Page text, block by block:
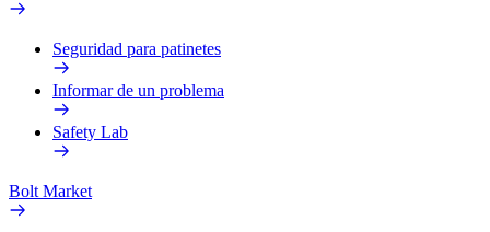
Seguridad para patinetes
Informar de un problema
Safety Lab
Bolt Market